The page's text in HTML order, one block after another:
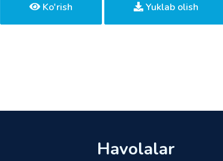
Ko'rish Yuklab olish
Havolalar